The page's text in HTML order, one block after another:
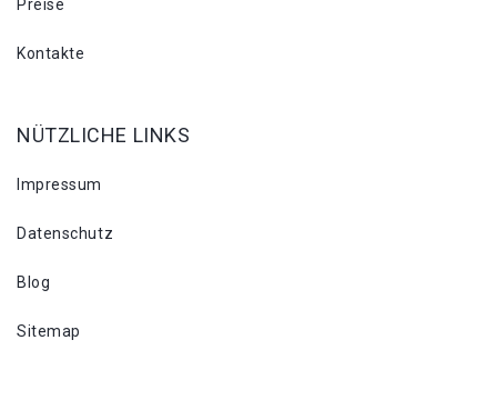
Preise
Kontakte
NÜTZLICHE LINKS
Impressum
Datenschutz
Blog
Sitemap